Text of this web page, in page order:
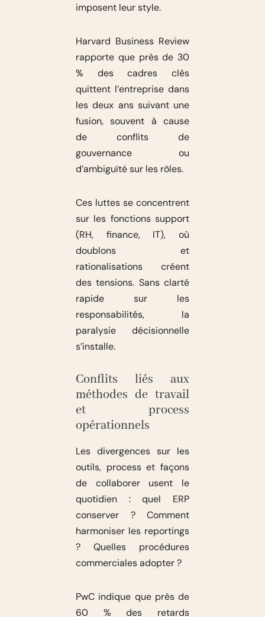
imposent leur style.
Harvard Business Review
rapporte que près de 30
% des cadres clés
quittent l’entreprise dans
les deux ans suivant une
fusion, souvent à cause
de conflits de
gouvernance ou
d’ambiguïté sur les rôles.
Ces luttes se concentrent
sur les fonctions support
(RH, finance, IT), où
doublons et
rationalisations créent
des tensions. Sans clarté
rapide sur les
responsabilités, la
paralysie décisionnelle
s’installe.
Conflits liés aux
méthodes de travail
et process
opérationnels
Les divergences sur les
outils, process et façons
de collaborer usent le
quotidien : quel ERP
conserver ? Comment
harmoniser les reportings
? Quelles procédures
commerciales adopter ?
PwC indique que près de
60 % des retards